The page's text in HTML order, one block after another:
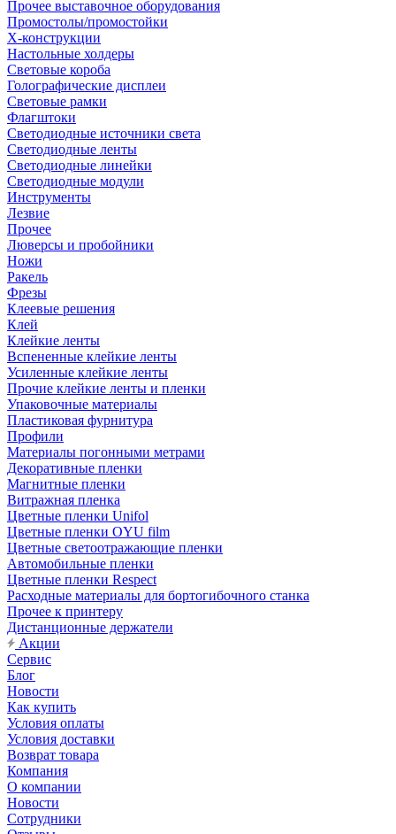
Прочее выставочное оборудования
Промостолы/промостойки
Х-конструкции
Настольные холдеры
Световые короба
Голографические дисплеи
Световые рамки
Флагштоки
Светодиодные источники света
Светодиодные ленты
Светодиодные линейки
Светодиодные модули
Инструменты
Лезвие
Прочее
Люверсы и пробойники
Ножи
Ракель
Фрезы
Клеевые решения
Клей
Клейкие ленты
Вспененные клейкие ленты
Усиленные клейкие ленты
Прочие клейкие ленты и пленки
Упаковочные материалы
Пластиковая фурнитура
Профили
Материалы погонными метрами
Декоративные пленки
Магнитные пленки
Витражная пленка
Цветные пленки Unifol
Цветные пленки OYU film
Цветные светоотражающие пленки
Автомобильные пленки
Цветные пленки Respect
Расходные материалы для бортогибочного станка
Прочее к принтеру
Дистанционные держатели
Акции
Сервис
Блог
Новости
Как купить
Условия оплаты
Условия доставки
Возврат товара
Компания
О компании
Новости
Сотрудники